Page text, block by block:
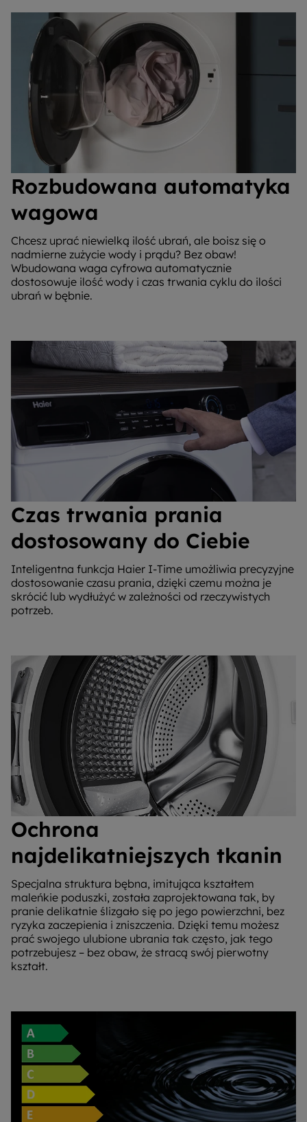
Rozbudowana automatyka
wagowa
Chcesz uprać niewielką ilość ubrań, ale boisz się o
nadmierne zużycie wody i prądu? Bez obaw!
Wbudowana waga cyfrowa automatycznie
dostosowuje ilość wody i czas trwania cyklu do ilości
ubrań w bębnie.
Czas trwania prania
dostosowany do Ciebie
Inteligentna funkcja Haier I-Time umożliwia precyzyjne
dostosowanie czasu prania, dzięki czemu można je
skrócić lub wydłużyć w zależności od rzeczywistych
potrzeb.
Ochrona
najdelikatniejszych tkanin
Specjalna struktura bębna, imitująca kształtem
maleńkie poduszki, została zaprojektowana tak, by
pranie delikatnie ślizgało się po jego powierzchni, bez
ryzyka zaczepienia i zniszczenia. Dzięki temu możesz
prać swojego ulubione ubrania tak często, jak tego
potrzebujesz – bez obaw, że stracą swój pierwotny
kształt.